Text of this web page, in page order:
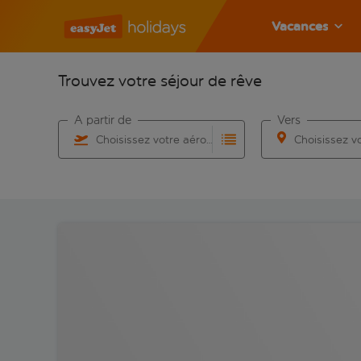
Vacances
Trouvez votre séjour de rêve
Choisissez votre aéroport
À partir de Vers